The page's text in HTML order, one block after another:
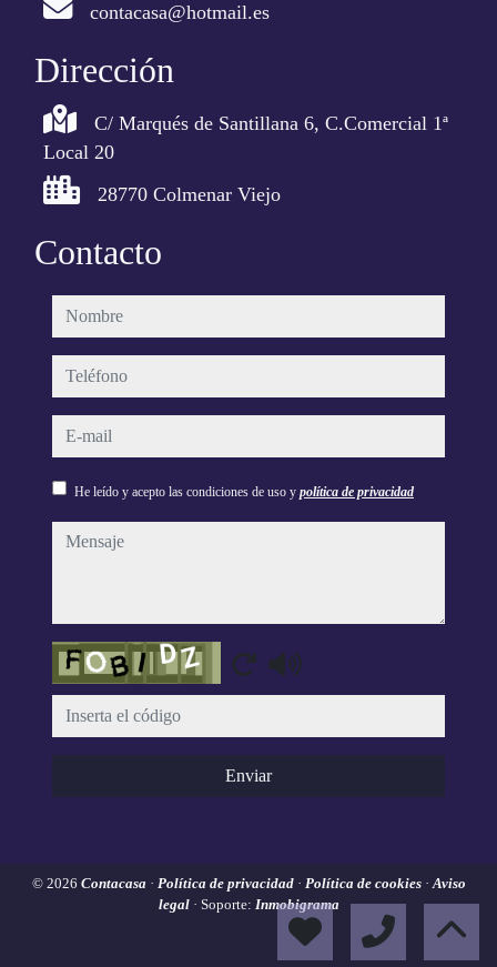
contacasa@hotmail.es
Dirección
C/ Marqués de Santillana 6, C.Comercial 1ª
Local 20
28770 Colmenar Viejo
Contacto
nombre
teléfono
e-mail
He leído y acepto las condiciones de uso y política de privacidad
mensaje
Captcha
Enviar
© 2026 Contacasa · Política de privacidad · Política de cookies ·Aviso
legal · Soporte: Inmobigrama